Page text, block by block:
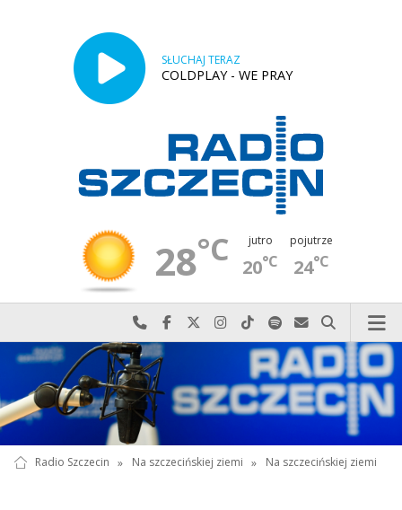
SŁUCHAJ TERAZ
COLDPLAY - WE PRAY
28°C jutro
20°C
pojutrze
24°C
Najlepiej po prostu do nas zadzwoń
Odwiedź nas na Facebook-u
Odwiedź nas na X
Odwiedź nas na Instagram-ie
Odwiedź nas na TikTok-u
Szukaj nas na Spotify
Wyślij do nas
Szukaj
Radio Szczecin » Na szczecińskiej ziemi » Na szczecińskiej ziemi